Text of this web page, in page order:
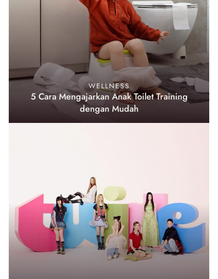
WELLNESS
5 Cara Mengajarkan Anak Toilet Training
dengan Mudah